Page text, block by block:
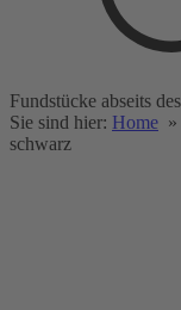
Fundstücke abseits
Sie sind hier: Home »
schwarz